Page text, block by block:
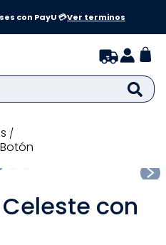
con PayU 💳Ver terminos
con